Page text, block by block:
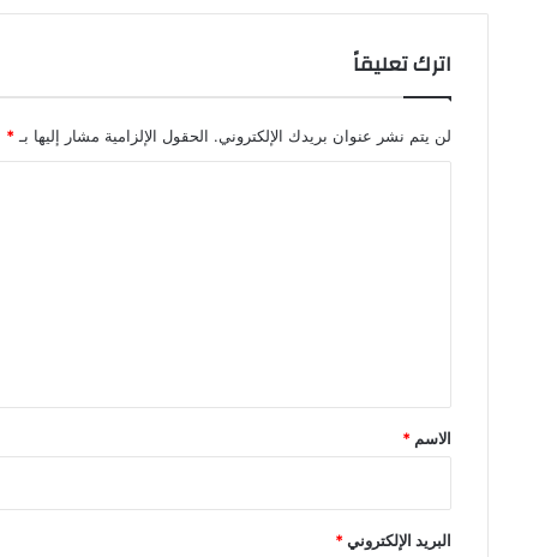
اترك تعليقاً
لن يتم نشر عنوان بريدك الإلكتروني. الحقول الإلزامية مشار إليها بـ *
*
الاسم *
البريد الإلكتروني*